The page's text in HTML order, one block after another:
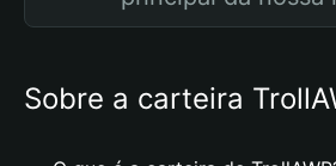
Sobre a carteira